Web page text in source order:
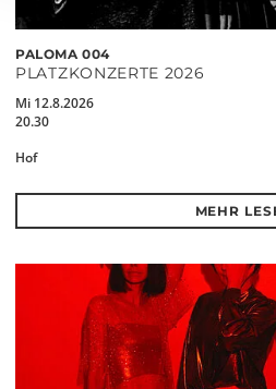
PALOMA 004
PLATZKONZERTE 2026
Mi 12.8.2026
20.30
Hof
MEHR